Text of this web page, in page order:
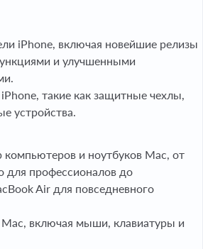
iPhone, включая новейшие релизы
и улучшенными
такие как защитные чехлы,
устройства.
и ноутбуков Mac, от
профессионалов до
Air для повседневного
включая мыши, клавиатуры и